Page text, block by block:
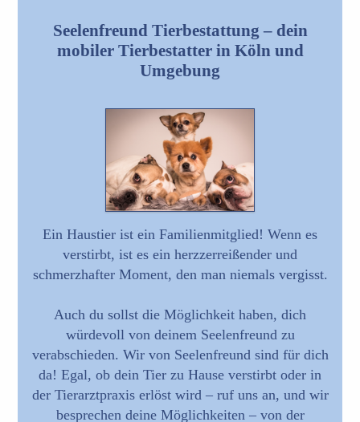
Seelenfreund Tierbestattung – dein
mobiler Tierbestatter in Köln und
Umgebung
Ein Haustier ist ein Familienmitglied! Wenn es
verstirbt, ist es ein herzzerreißender und
schmerzhafter Moment, den man niemals vergisst.
Auch du sollst die Möglichkeit haben, dich
würdevoll von deinem Seelenfreund zu
verabschieden. Wir von Seelenfreund sind für dich
da! Egal, ob dein Tier zu Hause verstirbt oder in
der Tierarztpraxis erlöst wird – ruf uns an, und wir
besprechen deine Möglichkeiten – von der